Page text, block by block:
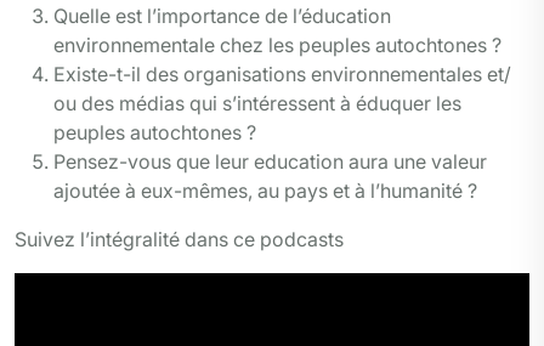
Quelle est l’importance de l’éducation
environnementale chez les peuples autochtones ?
Existe-t-il des organisations environnementales et/
ou des médias qui s’intéressent à éduquer les
peuples autochtones ?
Pensez-vous que leur education aura une valeur
ajoutée à eux-mêmes, au pays et à l’humanité ?
Suivez l’intégralité dans ce podcasts